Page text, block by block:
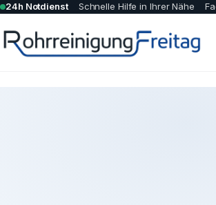
24h Notdienst Schnelle Hilfe in Ihrer Nähe